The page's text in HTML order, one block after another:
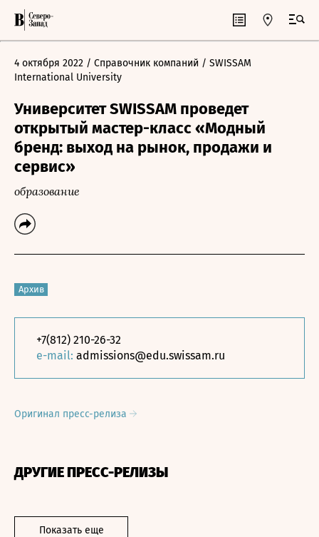
4 октября 2022 / Справочник компаний / SWISSAM
International University
Университет SWISSAM проведет
открытый мастер-класс «Модный
бренд: выход на рынок, продажи и
сервис»
образование
Архив
+7(812) 210-26-32
e-mail: admissions@edu.swissam.ru
Оригинал пресс-релиза
ДРУГИЕ ПРЕСС-РЕЛИЗЫ
Показать еще